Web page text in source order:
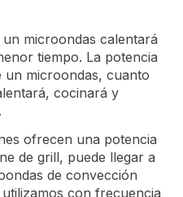
microondas calentará
tiempo. La potencia
un microondas, cuanto
cocinará y
ofrecen una potencia
de grill, puede llegar a
de convección
con frecuencia